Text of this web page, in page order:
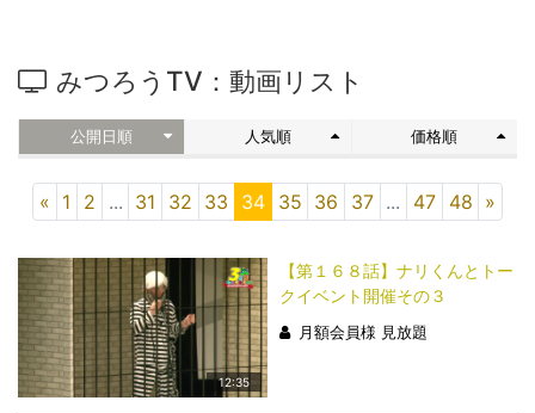
みつろうTV：動画リスト
公開日順 人気順 価格順
« 1 2 ... 31 32 33 34 35 36 37 ... 47 48 »
12:35
【第１６８話】ナリくんとトー
クイベント開催その３
月額会員様 見放題